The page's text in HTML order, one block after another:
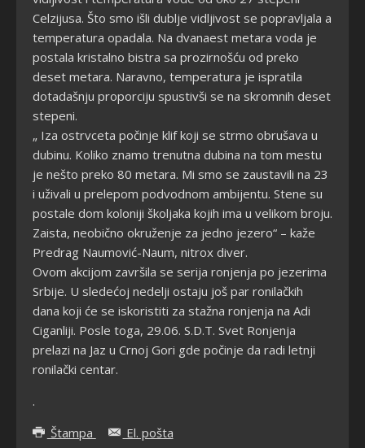
Celzijusa. Što smo išli dublje vidljivost se popravljala a
temperatura opadala. Na dvanaest metara voda je
postala kristalno bistra sa prozirnošću od preko
deset metara. Naravno, temperatura je ispratila
dotadašnju proporciju spustivši se na skromnih deset
stepeni.
„ Iza ostrvceta počinje klif koji se strmo obrušava u
dubinu. Koliko znamo trenutna dubina na tom mestu
je nešto preko 80 metara. Mi smo se zaustavili na 23
i uživali u prelepom podvodnom ambijentu. Stene su
postale dom koloniji školjaka kojih ima u velikom broju.
Zaista, neobično okruženje za jedno jezero“ – kaže
Predrag Naumović-Naum, nitrox diver.
Ovom akcijom završila se serija ronjenja po jezerima
Srbije. U sledećoj nedelji ostaju još par ronilačkih
dana koji će se iskoristiti za stažna ronjenja na Adi
Ciganliji. Posle toga, 29.06. S.D.T. Svet Ronjenja
prelazi na Jaz u Crnoj Gori gde počinje da radi letnji
ronilački centar.
.
Štampa
El. pošta